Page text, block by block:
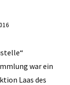
war ein
Laas des